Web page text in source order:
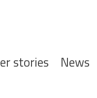
stories News